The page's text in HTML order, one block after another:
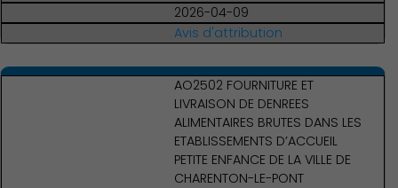
2026-04-09
Avis d'attribution
AO2502 FOURNITURE ET
LIVRAISON DE DENREES
ALIMENTAIRES BRUTES DANS LES
ETABLISSEMENTS D’ACCUEIL
PETITE ENFANCE DE LA VILLE DE
CHARENTON-LE-PONT